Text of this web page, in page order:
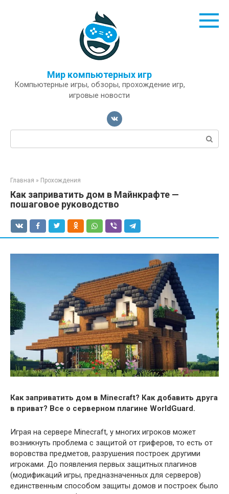
Мир компьютерных игр
Компьютерные игры, обзоры, прохождение игр,
игровые новости
Поиск:
Главная » Прохождения
Как заприватить дом в Майнкрафте —
пошаговое руководство
Как заприватить дом в Minecraft? Как добавить друга
в приват? Все о серверном плагине WorldGuard.
Играя на сервере Minecraft, у многих игроков может
возникнуть проблема с защитой от гриферов, то есть от
воровства предметов, разрушения построек другими
игроками. До появления первых защитных плагинов
(модификаций игры, предназначенных для серверов)
единственным способом защиты домов и построек было